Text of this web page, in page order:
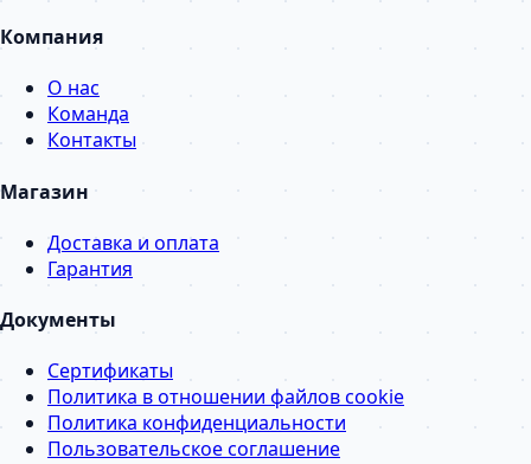
Компания
О нас
Команда
Контакты
Магазин
Доставка и оплата
Гарантия
Документы
Сертификаты
Политика в отношении файлов cookie
Политика конфиденциальности
Пользовательское соглашение